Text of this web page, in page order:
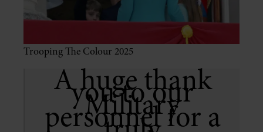
Trooping The Colour 2025
A huge thank
you to our
Military
personnel for a